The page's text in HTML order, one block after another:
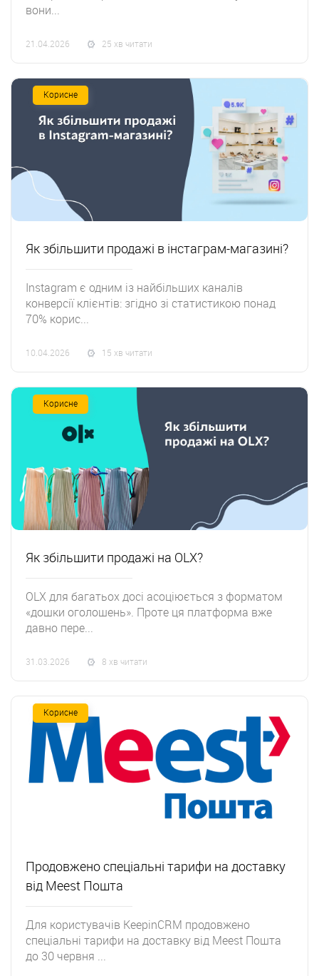
вони...
21.04.2026 25 хв читати
Як збільшити продажі в інстаграм-магазині?
Instagram є одним із найбільших каналів
конверсії клієнтів: згідно зі статистикою понад
70% корис...
10.04.2026 15 хв читати
Корисне
Як збільшити продажі на OLX?
OLX для багатьох досі асоціюється з форматом
«дошки оголошень». Проте ця платформа вже
давно пере...
31.03.2026 8 хв читати
Корисне
Продовжено спеціальні тарифи на доставку
від Meest Пошта
Для користувачів KeepinCRM продовжено
спеціальні тарифи на доставку від Meest Пошта
до 30 червня ...
Корисне